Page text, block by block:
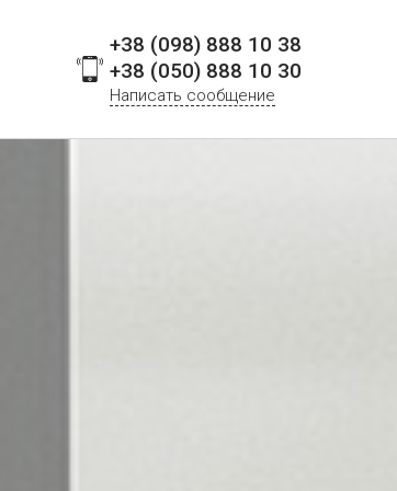
+38 (098) 888 10 38
+38 (050) 888 10 30
Написать сообщение